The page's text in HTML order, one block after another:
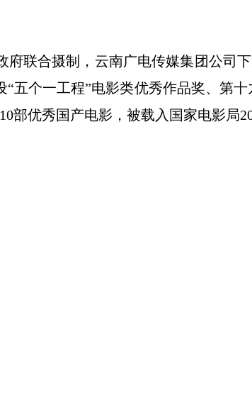
联合摄制，云南广电传媒集团公司
五个一工程”电影类优秀作品奖、第
部优秀国产电影，被载入国家电影局